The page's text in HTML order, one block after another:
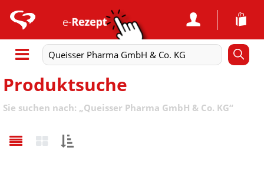
Produktsuche
Sie suchen nach: „Queisser Pharma GmbH & Co. KG“